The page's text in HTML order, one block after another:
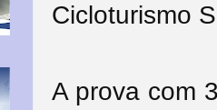
Cicloturismo
A prova com